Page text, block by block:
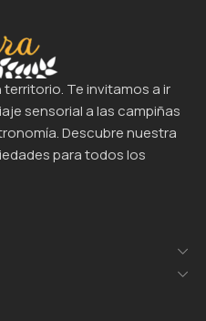
Te invitamos a ir
sensorial a las campiñas
Descubre nuestra
para todos los